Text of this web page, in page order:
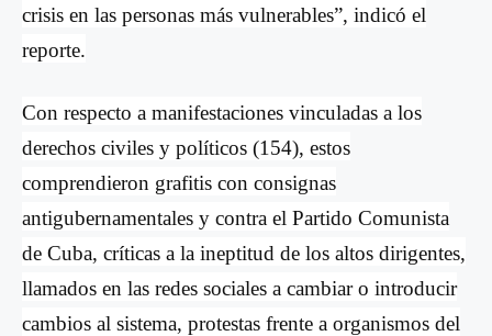
crisis en las personas más vulnerables”, indicó el
reporte.
Con respecto a manifestaciones vinculadas a los
derechos civiles y políticos (154), estos
comprendieron grafitis con consignas
antigubernamentales y contra el Partido Comunista
de Cuba, críticas a la ineptitud de los altos dirigentes,
llamados en las redes sociales a cambiar o introducir
cambios al sistema, protestas frente a organismos del